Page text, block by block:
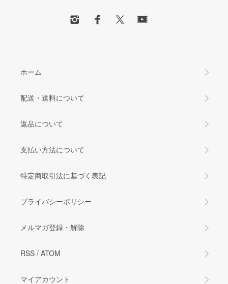
ホーム
配送・送料について
返品について
支払い方法について
特定商取引法に基づく表記
プライバシーポリシー
メルマガ登録・解除
RSS / ATOM
マイアカウント